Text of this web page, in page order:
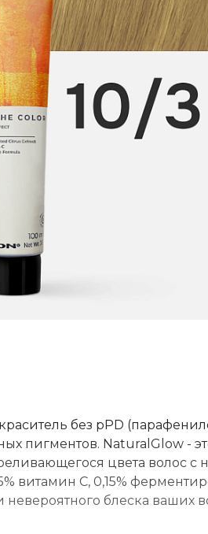
без pPD
пигментов. NaturalGlow -
цвета волос с
витамин С, 0,15%
невероятного блеска ваших